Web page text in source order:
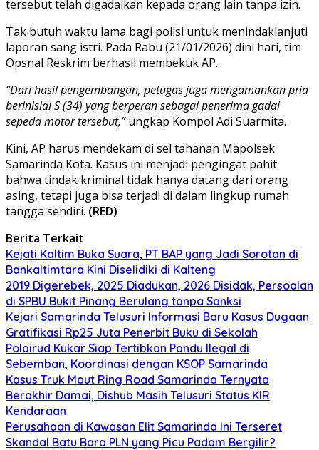
tersebut telah digadaikan kepada orang lain tanpa izin.
Tak butuh waktu lama bagi polisi untuk menindaklanjuti
laporan sang istri. Pada Rabu (21/01/2026) dini hari, tim
Opsnal Reskrim berhasil membekuk AP.
“Dari hasil pengembangan, petugas juga mengamankan pria
berinisial S (34) yang berperan sebagai penerima gadai
sepeda motor tersebut,”ungkap Kompol Adi Suarmita.
Kini, AP harus mendekam di sel tahanan Mapolsek
Samarinda Kota. Kasus ini menjadi pengingat pahit
bahwa tindak kriminal tidak hanya datang dari orang
asing, tetapi juga bisa terjadi di dalam lingkup rumah
tangga sendiri. (RED)
Berita Terkait
Kejati Kaltim Buka Suara, PT BAP yang Jadi Sorotan di
Bankaltimtara Kini Diselidiki di Kalteng
2019 Digerebek, 2025 Diadukan, 2026 Disidak, Persoalan
di SPBU Bukit Pinang Berulang tanpa Sanksi
Kejari Samarinda Telusuri Informasi Baru Kasus Dugaan
Gratifikasi Rp25 Juta Penerbit Buku di Sekolah
Polairud Kukar Siap Tertibkan Pandu Ilegal di
Sebemban, Koordinasi dengan KSOP Samarinda
Kasus Truk Maut Ring Road Samarinda Ternyata
Berakhir Damai, Dishub Masih Telusuri Status KIR
Kendaraan
Perusahaan di Kawasan Elit Samarinda Ini Terseret
Skandal Batu Bara PLN yang Picu Padam Bergilir?